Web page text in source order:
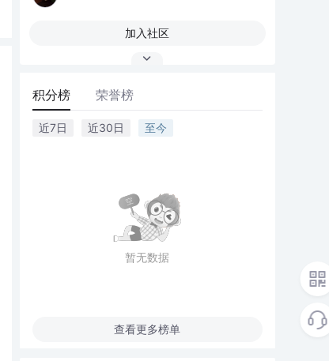
加入社区
积分榜 荣誉榜
近7日 近30日 至今
暂无数据
查看更多榜单